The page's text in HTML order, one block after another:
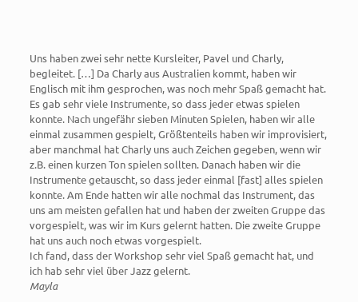
Uns haben zwei sehr nette Kursleiter, Pavel und Charly,
begleitet. […] Da Charly aus Australien kommt, haben wir
Englisch mit ihm gesprochen, was noch mehr Spaß gemacht hat.
Es gab sehr viele Instrumente, so dass jeder etwas spielen
konnte. Nach ungefähr sieben Minuten Spielen, haben wir alle
einmal zusammen gespielt, Größtenteils haben wir improvisiert,
aber manchmal hat Charly uns auch Zeichen gegeben, wenn wir
z.B. einen kurzen Ton spielen sollten. Danach haben wir die
Instrumente getauscht, so dass jeder einmal [fast] alles spielen
konnte. Am Ende hatten wir alle nochmal das Instrument, das
uns am meisten gefallen hat und haben der zweiten Gruppe das
vorgespielt, was wir im Kurs gelernt hatten. Die zweite Gruppe
hat uns auch noch etwas vorgespielt.
Ich fand, dass der Workshop sehr viel Spaß gemacht hat, und
ich hab sehr viel über Jazz gelernt.
Mayla